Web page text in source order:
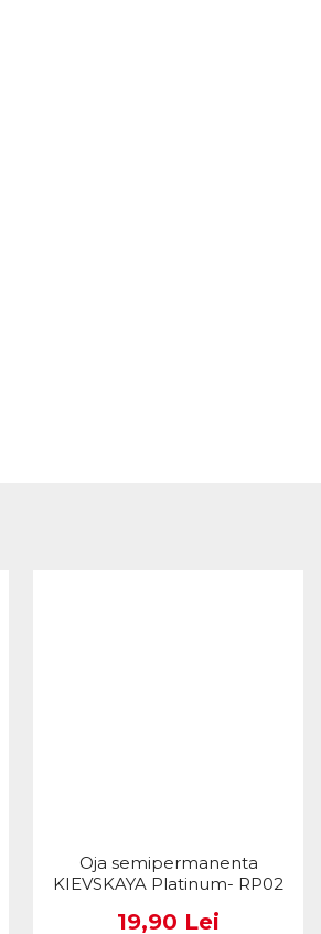
Oja semipermanenta
KIEVSKAYA Platinum- RP02
19,90 Lei